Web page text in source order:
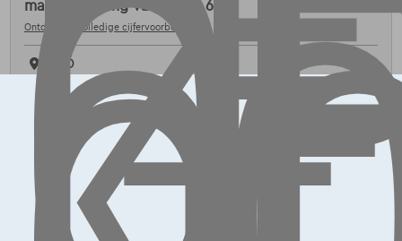
maandaflossing van
€7.719,62
Ontdek het volledige cijfervoorbeeld
SOCO
Vergelijk
Bekijk wagen